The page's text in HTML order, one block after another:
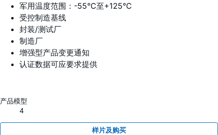
军用温度范围：-55°C至+125°C
受控制造基线
封装/测试厂
制造厂
增强型产品变更通知
认证数据可应要求提供
产品模型
4
样片及购买